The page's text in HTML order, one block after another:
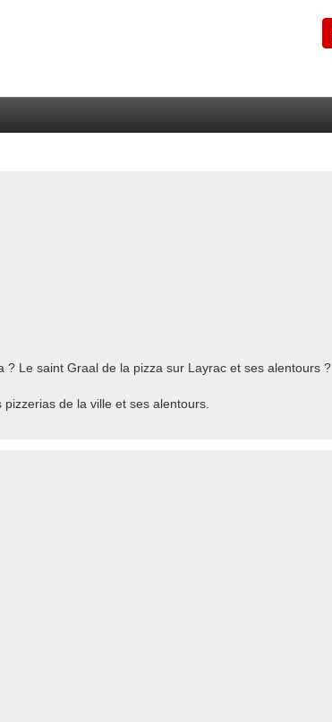
Le saint Graal de la pizza sur Layrac et ses alentours ?
de la ville et ses alentours.